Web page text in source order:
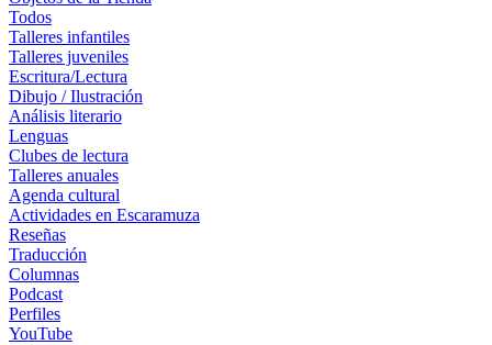
Todos
Talleres infantiles
Talleres juveniles
Escritura/Lectura
Dibujo / Ilustración
Análisis literario
Lenguas
Clubes de lectura
Talleres anuales
Agenda cultural
Actividades en Escaramuza
Reseñas
Traducción
Columnas
Podcast
Perfiles
YouTube